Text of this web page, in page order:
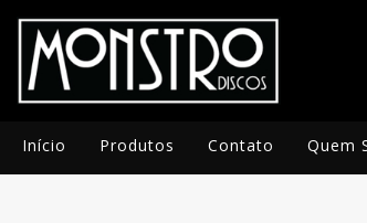
Início Produtos Contato Quem